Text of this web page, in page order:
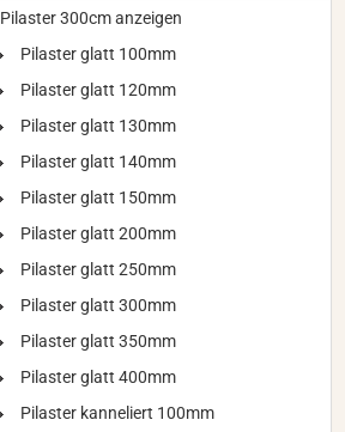
Pilaster 300cm anzeigen
Pilaster glatt 100mm
Pilaster glatt 120mm
Pilaster glatt 130mm
Pilaster glatt 140mm
Pilaster glatt 150mm
Pilaster glatt 200mm
Pilaster glatt 250mm
Pilaster glatt 300mm
Pilaster glatt 350mm
Pilaster glatt 400mm
Pilaster kanneliert 100mm